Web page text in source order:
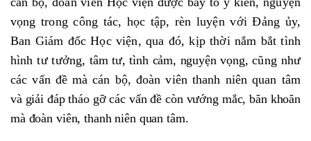
vọng trong công tác, học tập, rèn luyện với Đảng ủy,
Ban Giám đốc Học viện, qua đó, kịp thời nắm bắt tình
hình tư tưởng,tâm tư, tình cảm, nguyện vọng,cũng như
các vấn đề mà cán bộ, đoàn viên thanh niên quan tâm
và giải đáp tháo gỡ các vấn đề còn vướng mắc, băn khoăn
mà đoàn viên, thanh niên quan tâm.